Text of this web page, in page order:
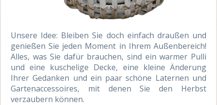
Unsere Idee: Bleiben Sie doch einfach draußen und
genießen Sie jeden Moment in Ihrem Außenbereich!
Alles, was Sie dafür brauchen, sind ein warmer Pulli
und eine kuschelige Decke, eine kleine Änderung
Ihrer Gedanken und ein paar schöne Laternen und
Gartenaccessoires, mit denen Sie den Herbst
verzaubern können.